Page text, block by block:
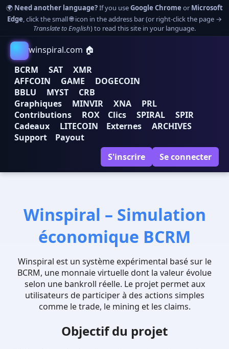
🌍 Need another language?If you useGoogle Chrome or Microsoft
Edge, click the small 🌐 icon in the address bar (or right-click the page →
Translate to English) to read this site in your language.
winspiral.com 🏠
BCRM
SAT
XMR
AFFCOIN
GAME
DOGECOIN
BBLU
MYST
CRB
Graphiques
MINVIR XNA
PRL
Contributions
ROX Clics SPIRAL
SPIR
Cadeaux
LITECOIN Externes
ARCHIVES
Support
Payout
S'inscrire
Se connecter
Winspiral – Simulation
économique BCRM
Winspiral est un système expérimental basé sur le
BCRM, une monnaie virtuelle dont la valeur évolue
selon une bankroll réelle. Le projet permet aux
utilisateurs de participer à des actions simples
comme le trade, le mining et les claims.
Objectif du projet